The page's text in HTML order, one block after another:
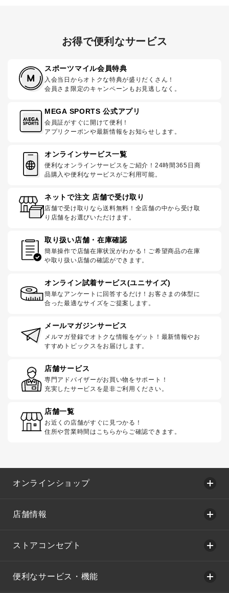
お得で便利なサービス
スポーツマイル会員特典
入会当日からオトクな特典が盛りだくさん！
会員さま限定のキャンペーンもお見逃しなく。
MEGA SPORTS 公式アプリ
会員証がすぐに開けて便利！
アプリクーポンや最新情報をお知らせします。
オンラインサービス一覧
便利なオンラインサービスをご紹介！24時間365日商
品購入や便利なサービスがご利用可能。
ネットで注文 店舗で受け取り
店舗で受け取りなら送料無料！全店舗の中から受け取
り店舗をお選びいただけます。
取り扱い店舗・在庫確認
簡単操作で店舗在庫状況がわかる！ご希望商品の在庫
や取り扱い店舗の確認ができます。
オンライン試着サービス(ユニサイズ)
簡単なアンケートに回答するだけ！お客さまの体型に
合った最適なサイズをご提案します。
メールマガジンサービス
メルマガ登録でオトクな情報をゲット！最新情報やお
すすめトピックスをお届けします。
店舗サービス
専門アドバイザーがお買い物をサポート！
充実したサービスを是非ご利用ください。
店舗一覧
お近くの店舗がすぐに見つかる！
住所や営業時間はこちらからご確認できます。
オンラインショップ
店舗情報
ストアコンセプト
便利なサービス・機能